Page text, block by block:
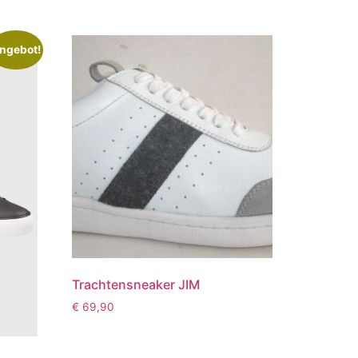
Trachtensneaker JIM
€ 69,90